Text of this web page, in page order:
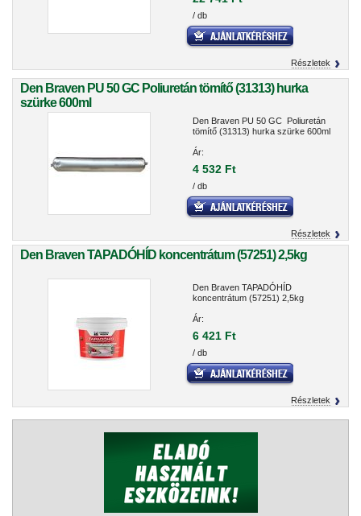
/ db
Részletek
Den Braven PU 50 GC Poliuretán tömítő (31313) hurka
szürke 600ml
Den Braven PU 50 GC Poliuretán
tömítő (31313) hurka szürke 600ml
Ár:
4 532 Ft
/ db
Részletek
Den Braven TAPADÓHÍD koncentrátum (57251) 2,5kg
Den Braven TAPADÓHÍD
koncentrátum (57251) 2,5kg
Ár:
6 421 Ft
/ db
Részletek